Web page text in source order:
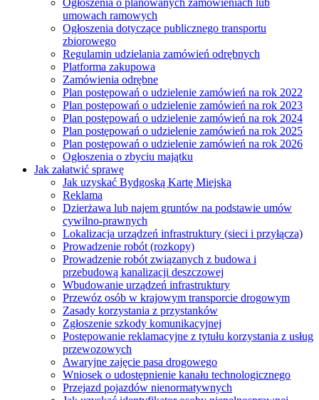
umowach ramowych
Ogłoszenia dotyczące publicznego transportu
zbiorowego
Regulamin udzielania zamówień odrębnych
Platforma zakupowa
Zamówienia odrębne
Plan postępowań o udzielenie zamówień na rok 2022
Plan postępowań o udzielenie zamówień na rok 2023
Plan postępowań o udzielenie zamówień na rok 2024
Plan postępowań o udzielenie zamówień na rok 2025
Plan postępowań o udzielenie zamówień na rok 2026
Ogłoszenia o zbyciu majątku
Jak załatwić sprawę
Jak uzyskać Bydgoską Kartę Miejską
Reklama
Dzierżawa lub najem gruntów na podstawie umów
cywilno-prawnych
Lokalizacja urządzeń infrastruktury (sieci i przyłącza)
Prowadzenie robót (rozkopy)
Prowadzenie robót związanych z budowa i
przebudową kanalizacji deszczowej
Wbudowanie urządzeń infrastruktury
Przewóz osób w krajowym transporcie drogowym
Zasady korzystania z przystanków
Zgłoszenie szkody komunikacyjnej
Postępowanie reklamacyjne z tytułu korzystania z usług
przewozowych
Awaryjne zajęcie pasa drogowego
Wniosek o udostępnienie kanału technologicznego
Przejazd pojazdów nienormatywnych